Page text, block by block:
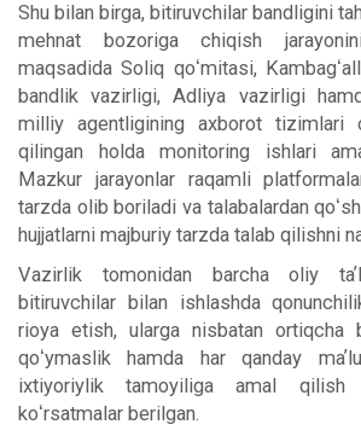
Shu bilan birga, bitiruvchilar bandligini
mehnat bozoriga chiqish
maqsadida Soliq qoʻmitasi,
bandlik vazirligi, Adliya vazirligi
milliy agentligining axborot tizimlari
qilingan holda monitoring ishlari
Mazkur jarayonlar raqamli
tarzda olib boriladi va talabalardan
hujjatlarni majburiy tarzda talab qilishni
Vazirlik tomonidan barcha oliy
bitiruvchilar bilan ishlashda
rioya etish, ularga nisbatan ortiqcha
qoʻymaslik hamda har qanday
ixtiyoriylik tamoyiliga amal qilish
koʻrsatmalar berilgan.